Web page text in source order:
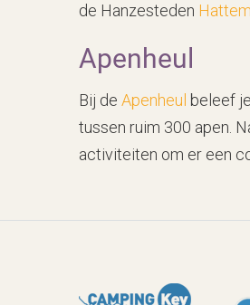
de Hanzesteden Hattem
Apenheul
Bij de Apenheul beleef
tussen ruim 300 apen.
activiteiten om er een